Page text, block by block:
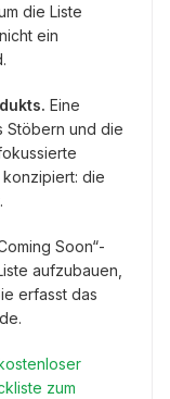
die Liste
ein
Eine
Stöbern und die
die
Soon“-
aufzubauen,
erfasst das
zum